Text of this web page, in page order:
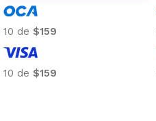
10 de $159
10 de $159